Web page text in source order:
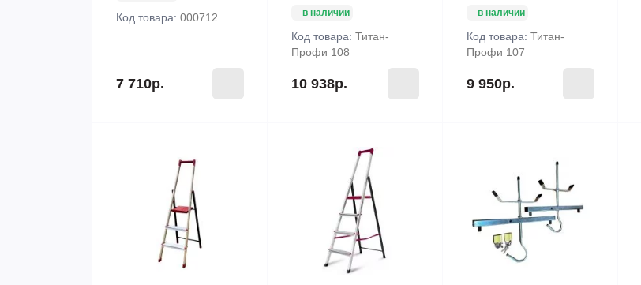
Код товара: 000712
7 710р.
в наличии
Код товара: Титан-
Профи 108
10 938р.
в наличии
Код товара: Титан-
Профи 107
9 950р.